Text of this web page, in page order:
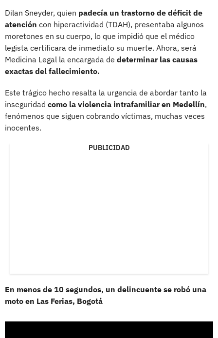
Dilan Sneyder, quien padecía un trastorno de déficit de
atención con hiperactividad (TDAH), presentaba algunos
moretones en su cuerpo, lo que impidió que el médico
legista certificara de inmediato su muerte. Ahora, será
Medicina Legal la encargada de determinar las causas
exactas del fallecimiento.
Este trágico hecho resalta la urgencia de abordar tanto la
inseguridad como la violencia intrafamiliar en Medellín,
fenómenos que siguen cobrando víctimas, muchas veces
inocentes.
PUBLICIDAD
En menos de 10 segundos, un delincuente se robó una
moto en Las Ferias, Bogotá